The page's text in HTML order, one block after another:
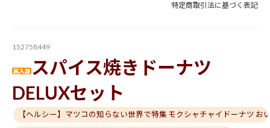
特定商取引法に基づく表記
152758449
スパイス焼きドーナツ
DELUXセット
【ヘルシー】マツコの知らない世界で特集 モクシャチャイドーナツ お